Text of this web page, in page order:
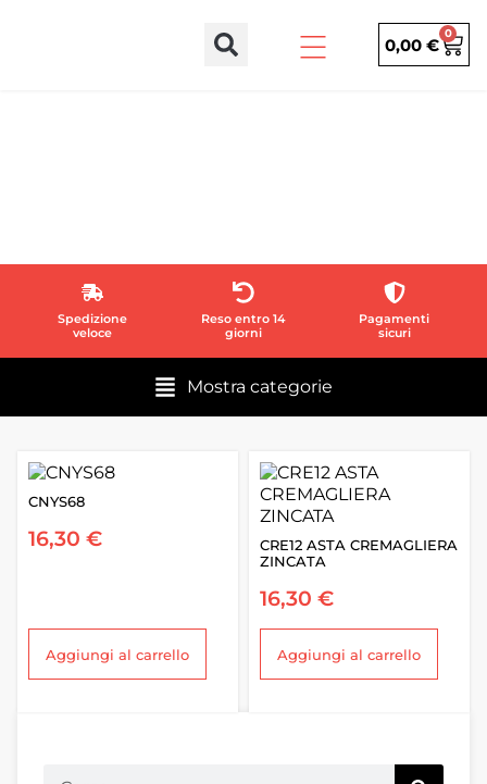
0,00 €
0
Spedizione
veloce
Reso entro 14
giorni
Pagamenti
sicuri
Mostra categorie
CNYS68
16,30 €
Aggiungi al carrello
CRE12 ASTA CREMAGLIERA
ZINCATA
16,30 €
Aggiungi al carrello